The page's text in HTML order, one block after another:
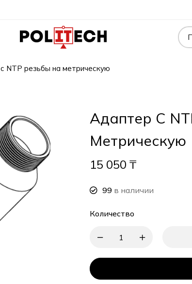
NTP резьбы на метрическую
Адаптер С
Метрическую
15 050 ₸
99 в наличии
Количество